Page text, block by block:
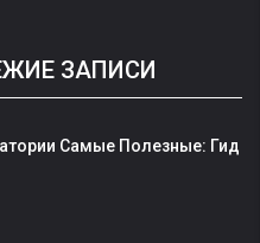
ЗАПИСИ
Самые Полезные: Гид